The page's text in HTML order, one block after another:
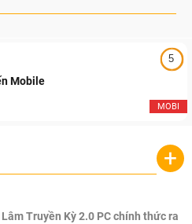
5
MOBI
Mobile
+
Lâm Truyền Kỳ 2.0 PC chính thức ra